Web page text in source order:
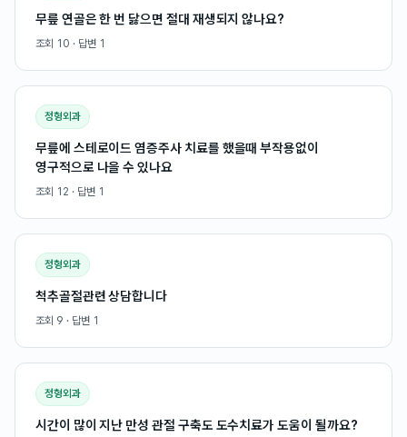
무릎 연골은 한 번 닳으면 절대 재생되지 않나요?
조회 10 · 답변 1
정형외과
무릎에 스테로이드 염증주사 치료를 했을때 부작용없이
영구적으로 나을 수 있나요
조회 12 · 답변 1
정형외과
척추골절관련 상담합니다
조회 9 · 답변 1
정형외과
시간이 많이 지난 만성 관절 구축도 도수치료가 도움이 될까요?